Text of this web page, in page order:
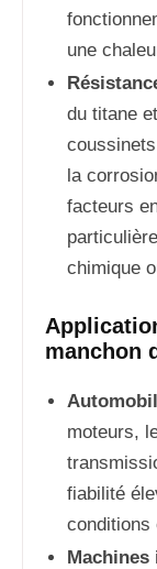
une
du titane
la
facteurs
chimique
manchon
moteurs,
fiabilité
conditions